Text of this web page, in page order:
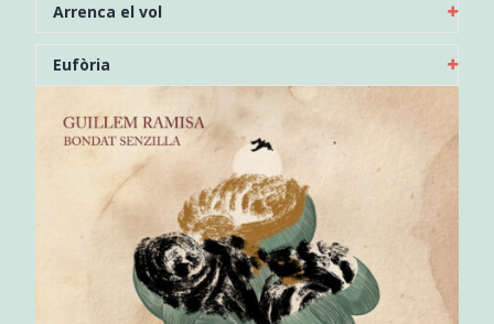
Arrenca el vol
Eufòria